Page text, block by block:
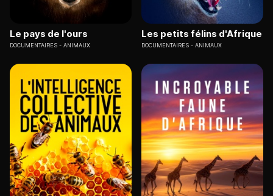
Le pays de l'ours
DOCUMENTAIRES ANIMAUX
Les petits félins d'Afrique
DOCUMENTAIRES ANIMAUX